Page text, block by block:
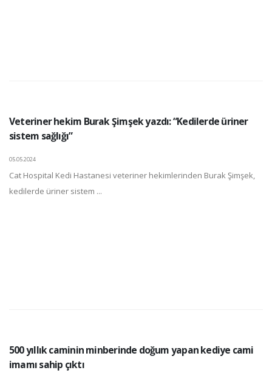
Veteriner hekim Burak Şimşek yazdı: “Kedilerde üriner
sistem sağlığı”
05.05.2024
Cat Hospital Kedi Hastanesi veteriner hekimlerinden Burak Şimşek,
kedilerde üriner sistem ...
500 yıllık caminin minberinde doğum yapan kediye cami
imamı sahip çıktı